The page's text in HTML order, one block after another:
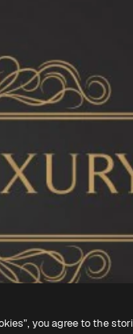
you agree to the